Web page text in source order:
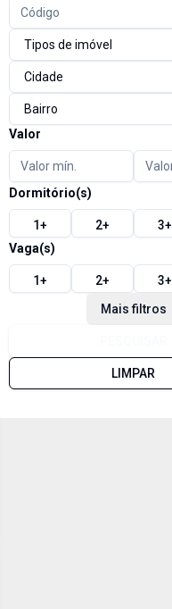
Tipos de imóvel
Cidade
Bairro
Valor
Dormitório(s)
1+ 2+ 3+
Vaga(s)
1+ 2+ 3+
Mais filtros
LIMPAR